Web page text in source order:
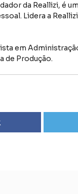
da Reallizi, é
Lidera a
em
de Produção.